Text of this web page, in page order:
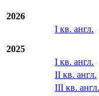
Отчетность
I кв. англ.